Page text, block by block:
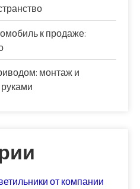
к продаже:
монтаж и
от компании